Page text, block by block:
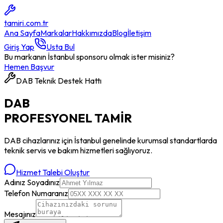
tamiri.com.tr
Ana SayfaMarkalarHakkımızdaBlogİletişim
Giriş Yap
Usta Bul
Bu markanın İstanbul sponsoru olmak ister misiniz?
Hemen Başvur
DABTeknik Destek Hattı
DAB
PROFESYONELTAMİR
DABcihazlarınız için İstanbul genelinde kurumsal standartlarda
teknik servis ve bakım hizmetleri sağlıyoruz.
Hizmet Talebi Oluştur
Adınız Soyadınız
Telefon Numaranız
Mesajınız